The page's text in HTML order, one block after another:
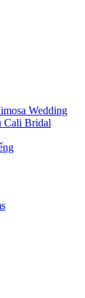
Wedding
Cali Bridal